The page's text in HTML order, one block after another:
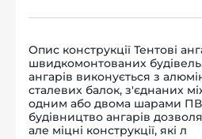
Опис конструкції Тентові
швидкомонтованих
ангарів виконується з
сталевих балок, з'єднаних
одним або двома шарами
будівництво ангарів
але міцні конструкції, які л